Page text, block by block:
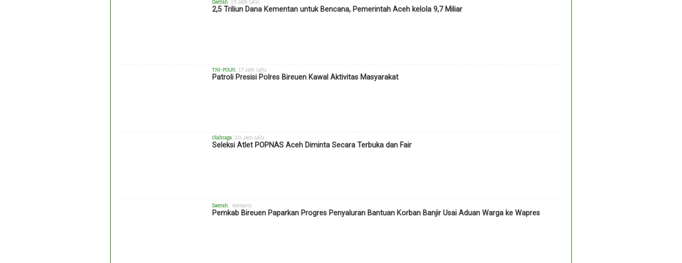
Daerah , 15 Jam Lalu
2,5 Triliun Dana Kementan untuk Bencana, Pemerintah Aceh kelola 9,7 Miliar
TNI-POLRI , 17 Jam Lalu
Patroli Presisi Polres Bireuen Kawal Aktivitas Masyarakat
Olahraga , 20 Jam Lalu
Seleksi Atlet POPNAS Aceh Diminta Secara Terbuka dan Fair
Daerah , Kemarin
Pemkab Bireuen Paparkan Progres Penyaluran Bantuan Korban Banjir Usai Aduan Warga ke Wapres